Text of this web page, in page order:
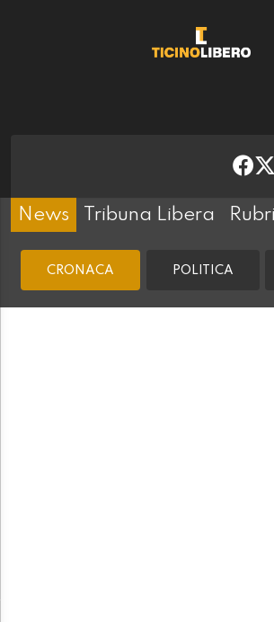
News Tribuna Libera
CRONACA POLITICA